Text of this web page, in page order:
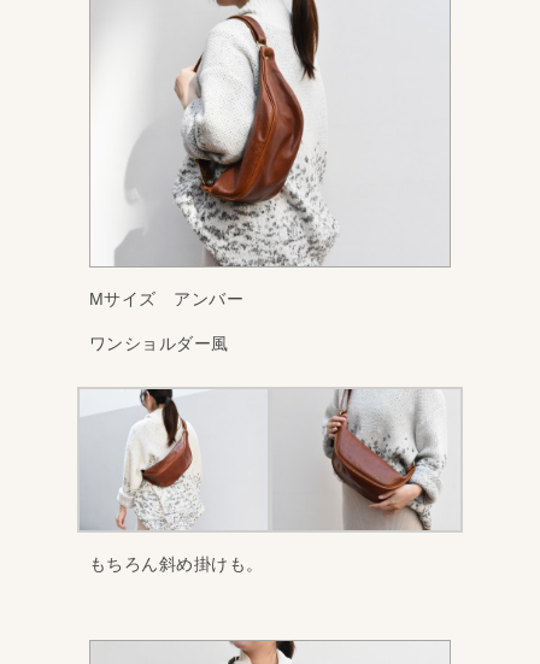
Mサイズ アンバー
ワンショルダー風
もちろん斜め掛けも。